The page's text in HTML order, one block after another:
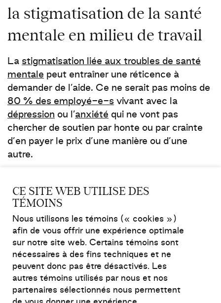
la stigmatisation de la santé
mentale en milieu de travail
La stigmatisation liée aux troubles de santé
mentale peut entraîner une réticence à
demander de l’aide. Ce ne serait pas moins de
80 % des employé-e-s vivant avec la
dépression ou l’anxiété qui ne vont pas
chercher de soutien par honte ou par crainte
d’en payer le prix d’une manière ou d’une
autre.
Les personnes vivant avec un trouble de santé
mentale en milieu de travail sont souvent
étiquetées, ostracisées, rabaissées ou isolées
après s’être confiées en vue d’obtenir de
l’aide. D’autres
rapportent
avoir été
« tablettées »,« disqualifiées
professionnellement » ou « incitées à prendre
CE SITE WEB UTILISE DES
TÉMOINS
Nous utilisons les témoins (« cookies »)
afin de vous offrir une expérience optimale
sur notre site web. Certains témoins sont
nécessaires à des fins techniques et ne
peuvent donc pas être désactivés. Les
autres témoins utilisés par nous et nos
partenaires sélectionnés nous permettent